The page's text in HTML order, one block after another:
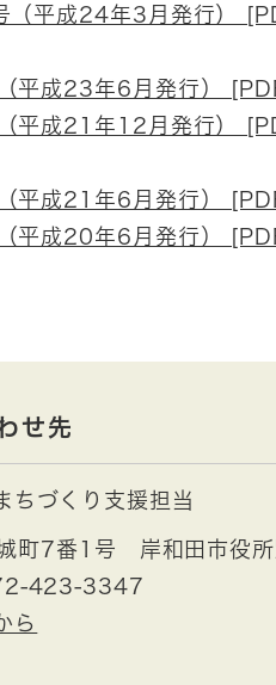
（平成24年3月発行）
平成23年6月発行）
平成21年12月発行）
平成21年6月発行）
平成20年6月発行）
せ先
ちづくり支援担当
町7番1号 岸和田市役
423-3347
ら